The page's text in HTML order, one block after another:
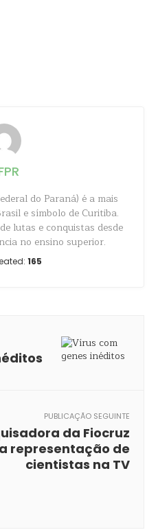
do Paraná) é a mais
e símbolo de Curitiba.
lutas e conquistas desde
no ensino superior.
165
PUBLICAÇÃO SEGUINTE
da Fiocruz
representação de
cientistas na TV